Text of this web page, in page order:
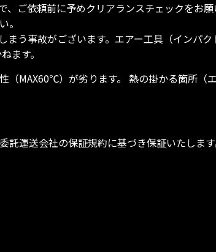
ご依頼前に予めクリアランスチェックをお願
。
う事故がございます。エアー工具（インパ
ます。
MAX60℃）が劣ります。 熱の掛かる箇所（
運送会社の保証規約に基づき保証いたします